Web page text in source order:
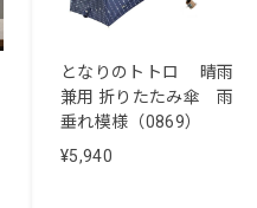
となりのトトロ 晴雨
兼用 折りたたみ傘 雨
垂れ模様（0869）
¥5,940